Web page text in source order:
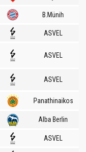
B.Münih
ASVEL
ASVEL
ASVEL
Panathinaikos
Alba Berlin
ASVEL